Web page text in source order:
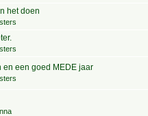
het doen
en een goed MEDE jaar